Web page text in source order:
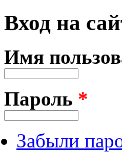
Вход на
Имя
Пароль *
Забыли